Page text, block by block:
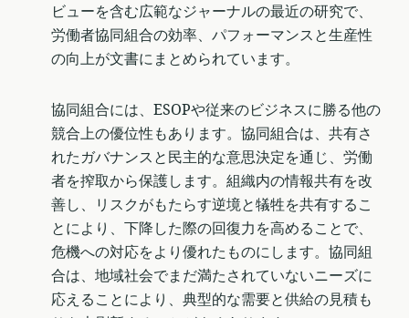
ビューを含む広範なジャーナルの最近の研究で、
労働者協同組合の効率、パフォーマンスと生産性
の向上が文書にまとめられています。
協同組合には、ESOPや従来のビジネスに勝る他の
競合上の優位性もあります。協同組合は、共有さ
れたガバナンスと民主的な意思決定を通じ、労働
者を搾取から保護します。組織内の情報共有を改
善し、リスクがもたらす逆境と犠牲を共有するこ
とにより、下降した際の回復力を高めることで、
危機への対応をより優れたものにします。協同組
合は、地域社会でまだ満たされていないニーズに
応えることにより、典型的な需要と供給の見積も